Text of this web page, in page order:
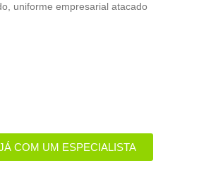
, uniforme empresarial atacado
COM UM ESPECIALISTA